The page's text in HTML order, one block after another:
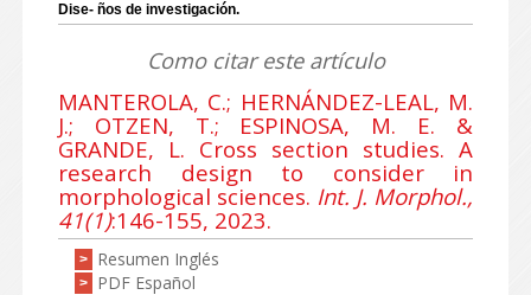
Dise- ños de investigación.
Como citar este artículo
MANTEROLA, C.; HERNÁNDEZ-LEAL, M.
J.; OTZEN, T.; ESPINOSA, M. E. &
GRANDE, L. Cross section studies. A
research design to consider in
morphological sciences. Int. J. Morphol.,
41(1):146-155, 2023.
> Resumen Inglés
> PDF Español